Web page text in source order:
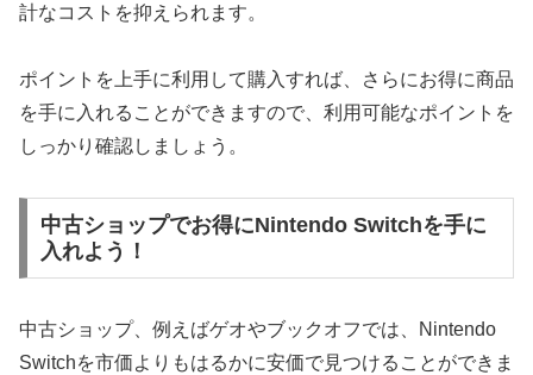
計なコストを抑えられます。
ポイントを上手に利用して購入すれば、さらにお得に商品
を手に入れることができますので、利用可能なポイントを
しっかり確認しましょう。
中古ショップでお得にNintendo Switchを手に
入れよう！
中古ショップ、例えばゲオやブックオフでは、Nintendo
Switchを市価よりもはるかに安価で見つけることができま